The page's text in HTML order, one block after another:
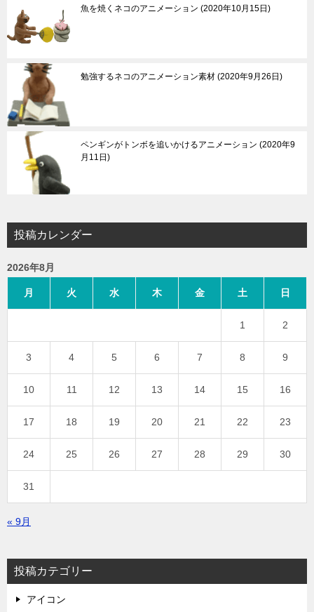
魚を焼くネコのアニメーション 2020年10月15日
勉強するネコのアニメーション素材 2020年9月26日
ペンギンがトンボを追いかけるアニメーション 2020年9
月11日
投稿カレンダー
2026年8月
月 火 水 木 金 土 日
1 2
3 4 5 6 7 8 9
10 11 12 13 14 15 16
17 18 19 20 21 22 23
24 25 26 27 28 29 30
31
« 9月
投稿カテゴリー
アイコン